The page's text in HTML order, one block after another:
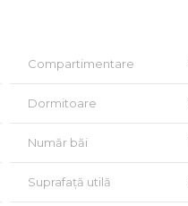
space
Compartimentare
Dormitoare
Număr băi
Suprafață utilă